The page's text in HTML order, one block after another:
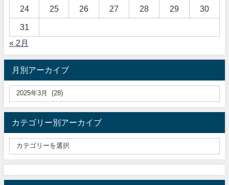
24 25 26 27 28 29 30
31
« 2月
月別アーカイブ
カテゴリー別アーカイブ